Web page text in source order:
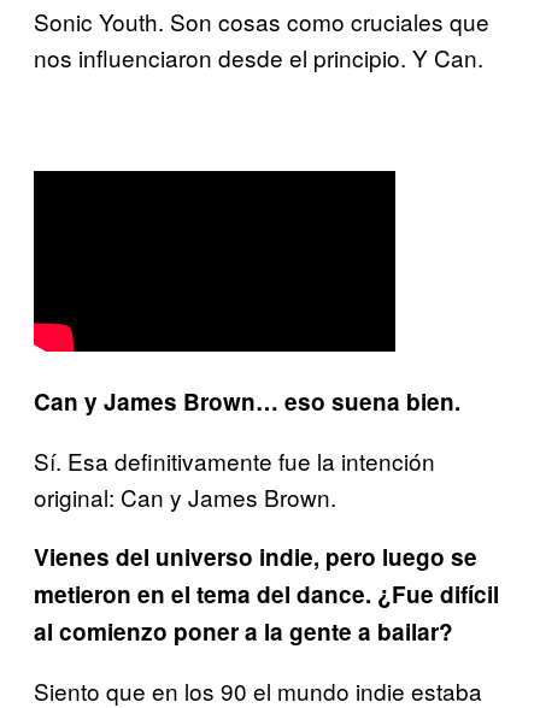
Sonic Youth. Son cosas como cruciales que
nos influenciaron desde el principio. Y Can.
Can y James Brown… eso suena bien.
Sí. Esa definitivamente fue la intención
original: Can y James Brown.
Vienes del universo indie, pero luego se
metieron en el tema del dance. ¿Fue difícil
al comienzo poner a la gente a bailar?
Siento que en los 90 el mundo indie estaba